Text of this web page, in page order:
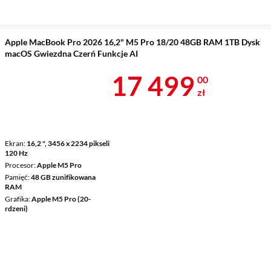
Apple MacBook Pro 2026 16,2" M5 Pro 18/20 48GB RAM 1TB Dysk
macOS Gwiezdna Czerń Funkcje AI
Ekran 16,2 ", 3456 x 2234 pikseli
120 Hz
Procesor Apple M5 Pro
Pamięć 48 GB zunifikowana
RAM
Grafika Apple M5 Pro (20-
rdzeni)
Cena 17 499
17 499 00
zł